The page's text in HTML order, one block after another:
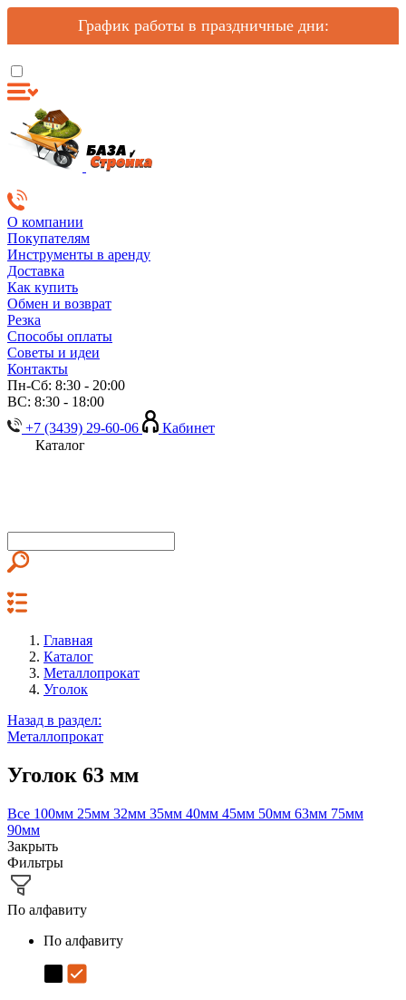
График работы в праздничные дни:
О компании
Покупателям
Инструменты в аренду
Доставка
Как купить
Обмен и возврат
Резка
Способы оплаты
Советы и идеи
Контакты
Пн-Сб: 8:30 - 20:00
ВС: 8:30 - 18:00
+7 (3439) 29-60-06
Кабинет
Каталог
Главная
Каталог
Металлопрокат
Уголок
Назад в раздел:
Металлопрокат
Уголок 63 мм
Все 100мм 25мм 32мм 35мм 40мм 45мм 50мм 63мм 75мм
90мм
Закрыть
Фильтры
По алфавиту
По алфавиту